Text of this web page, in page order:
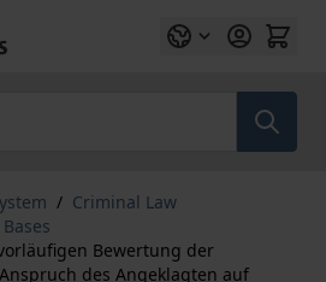
/ Criminal Law
Bewertung der
des Angeklagten auf